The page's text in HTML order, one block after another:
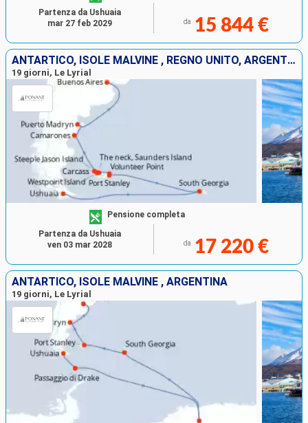
da 15 844 €
Partenza da Ushuaia
mar 27 feb 2029
ANTARTICO, ISOLE MALVINE , REGNO UNITO, ARGENTINA
19 giorni, Le Lyrial
Pensione completa
da 17 220 €
Partenza da Ushuaia
ven 03 mar 2028
ANTARTICO, ISOLE MALVINE , ARGENTINA
19 giorni, Le Lyrial